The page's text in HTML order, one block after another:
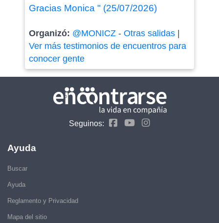
Gracias Monica " (25/07/2026)
Organizó: @MONICZ- Otras salidas|
Ver más testimonios de encuentros para
conocer gente
Seguinos:
Ayuda
Buscar
Ayuda
Reglamento y Privacidad
Mapa del sitio